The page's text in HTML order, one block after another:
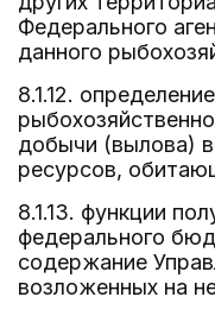
Федерального
данного
8.1.12.
добычи (вылова)
ресурсов,
8.1.13. функции
федерального
содержание
возложенных на